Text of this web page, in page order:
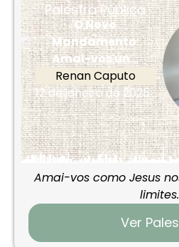
Palestra Pública
O Novo
Mandamento:
Amai-vos un...
Renan Caputo
12 de janeiro de 2025
Amai-vos como Jesus
limites.
Ver